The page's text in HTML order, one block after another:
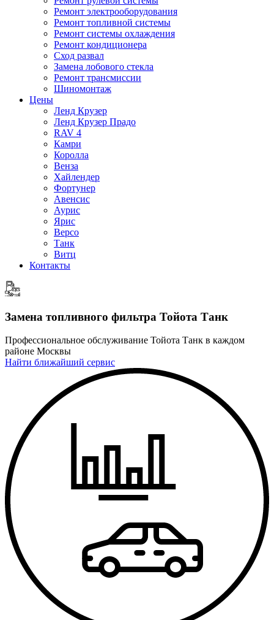
Ремонт электрооборудования
Ремонт топливной системы
Ремонт системы охлаждения
Ремонт кондиционера
Сход развал
Замена лобового стекла
Ремонт трансмиссии
Шиномонтаж
Цены
Ленд Крузер
Ленд Крузер Прадо
RAV 4
Камри
Королла
Венза
Хайлендер
Фортунер
Авенсис
Аурис
Ярис
Версо
Танк
Витц
Контакты
Замена топливного фильтра Тойота Танк
Профессиональное обслуживание Тойота Танк в каждом
районе Москвы
Найти ближайший сервис